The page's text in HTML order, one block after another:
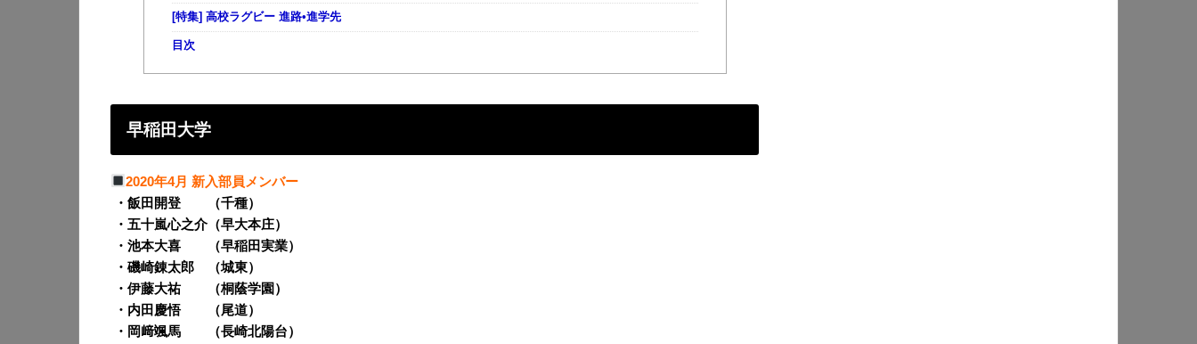
[特集] 高校ラグビー 進路•進学先
目次
早稲田大学
2020年4月 新入部員メンバー
・飯田開登
（千種）
・五十嵐心之介（早大本庄）
・池本大喜
（早稲田実業）
・磯崎錬太郎
（城東）
・伊藤大祐
（桐蔭学園）
・内田慶悟
（尾道）
・岡﨑颯馬
（長崎北陽台）